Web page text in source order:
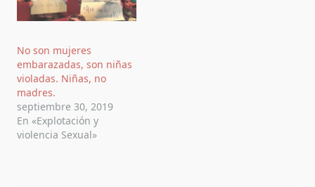
No son mujeres
embarazadas, son niñas
violadas. Niñas, no
madres.
septiembre 30, 2019
En «Explotación y
violencia Sexual»